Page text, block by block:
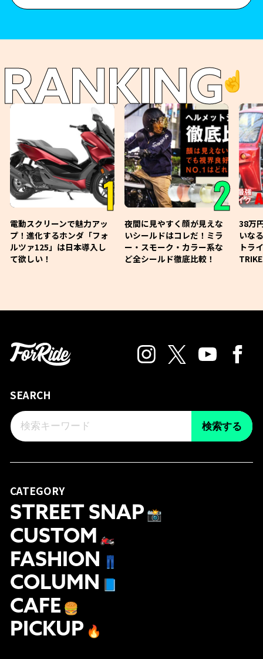
RANKING☝️
1
電動スクリーンで魅力アッ
プ！進化するホンダ「フォ
ルツァ125」は日本導入し
て欲しい！
2
夜間に見やすく顔が見えな
いシールドはコレだ！ミラ
ー・スモーク・カラー系な
ど全シールド徹底比較！
38万
いな
トラ
SEARCH
検索する
CATEGORY
STREET SNAP 📸
CUSTOM 🏍
FASHION 👖
COLUMN
CAFE 🍔
PICKUP 🔥